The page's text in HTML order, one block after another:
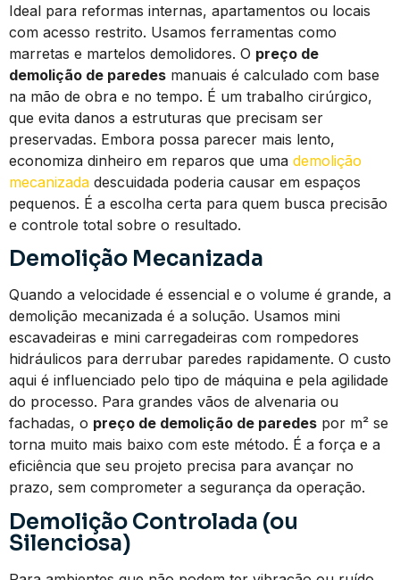
Ideal para reformas internas, apartamentos ou locais
com acesso restrito. Usamos ferramentas como
marretas e martelos demolidores. O preço de
demolição de paredes manuais é calculado com base
na mão de obra e no tempo. É um trabalho cirúrgico,
que evita danos a estruturas que precisam ser
preservadas. Embora possa parecer mais lento,
economiza dinheiro em reparos que uma demolição
mecanizada descuidada poderia causar em espaços
pequenos. É a escolha certa para quem busca precisão
e controle total sobre o resultado.
Demolição Mecanizada
Quando a velocidade é essencial e o volume é grande, a
demolição mecanizada é a solução. Usamos mini
escavadeiras e mini carregadeiras com rompedores
hidráulicos para derrubar paredes rapidamente. O custo
aqui é influenciado pelo tipo de máquina e pela agilidade
do processo. Para grandes vãos de alvenaria ou
fachadas, o preço de demolição de paredes por m² se
torna muito mais baixo com este método. É a força e a
eficiência que seu projeto precisa para avançar no
prazo, sem comprometer a segurança da operação.
Demolição Controlada (ou
Silenciosa)